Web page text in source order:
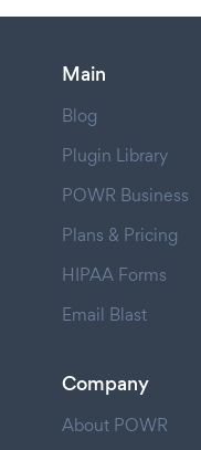
Main
Blog
Plugin Library
POWR Business
Plans & Pricing
HIPAA Forms
Email Blast
Company
About POWR